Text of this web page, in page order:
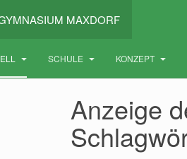
MAXDORF
SCHULE KONZEPT
Anzeige